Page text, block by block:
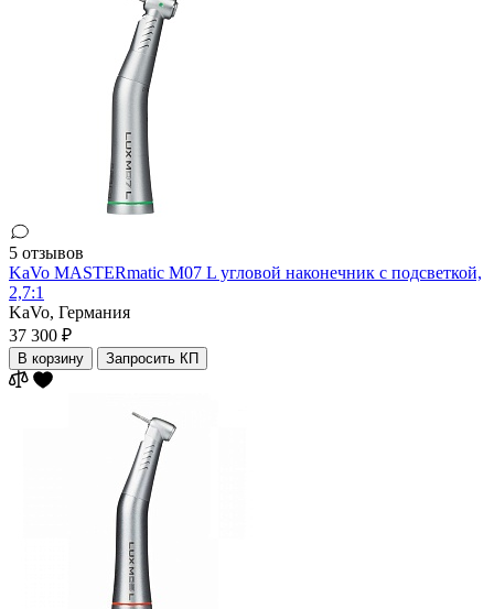
5 отзывов
KaVo MASTERmatic M07 L угловой наконечник с подсветкой,
2,7:1
KaVo, Германия
37 300 ₽
В корзину Запросить КП